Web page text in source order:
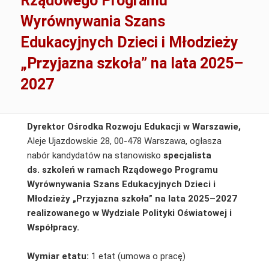
Wyrównywania Szans
Edukacyjnych Dzieci i Młodzieży
„Przyjazna szkoła” na lata 2025–
2027
Dyrektor Ośrodka Rozwoju Edukacji w Warszawie,
Aleje Ujazdowskie 28, 00-478 Warszawa, ogłasza
nabór kandydatów na stanowisko specjalista
ds. szkoleń w ramach Rządowego Programu
Wyrównywania Szans Edukacyjnych Dzieci i
Młodzieży „Przyjazna szkoła” na lata 2025–2027
realizowanego w Wydziale Polityki Oświatowej i
Współpracy.
Wymiar etatu: 1 etat (umowa o pracę)